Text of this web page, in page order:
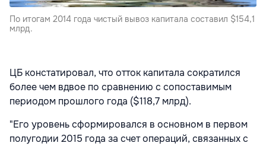
По итогам 2014 года чистый вывоз капитала составил $154,1
млрд.
ЦБ констатировал, что отток капитала сократился
более чем вдвое по сравнению с сопоставимым
периодом прошлого года ($118,7 млрд).
"Его уровень сформировался в основном в первом
полугодии 2015 года за счет операций, связанных с